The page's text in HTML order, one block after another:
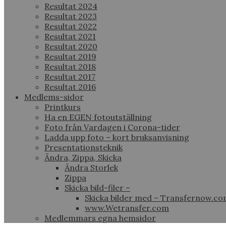
Resultat 2024
Resultat 2023
Resultat 2022
Resultat 2021
Resultat 2020
Resultat 2019
Resultat 2018
Resultat 2017
Resultat 2016
Medlems-sidor
Printkurs
Ha en EGEN fotoutställning
Foto från Vardagen i Corona-tider
Ladda upp foto – kort bruksanvisning
Presentationsteknik
Ändra, Zippa, Skicka
Ändra Storlek
Zippa
Skicka bild-filer –
Skicka bilder med –
www.Wetransfer.com
Medlemmars egna hemsidor